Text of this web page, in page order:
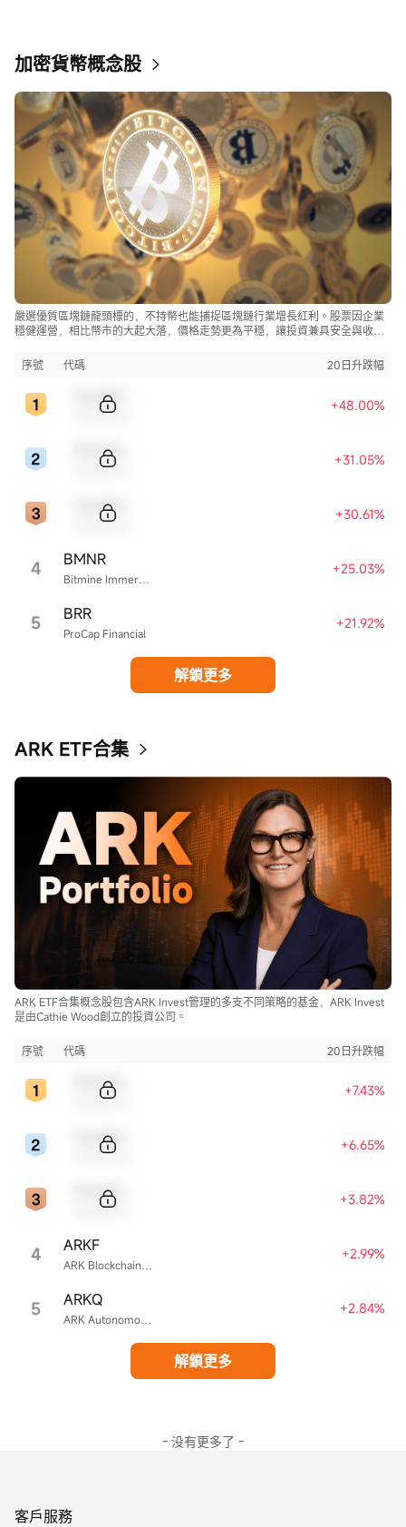
加密貨幣概念股
嚴選優質區塊鏈龍頭標的，不持幣也能捕捉區塊鏈行業增長紅利。股票因企業
穩健運營，相比幣市的大起大落，價格走勢更為平穩，讓投資兼具安全與收
序號
代碼 20日升跌幅
+48.00%
+31.05%
+30.61%
4 Bitmine Immersion Technologies
BMNR +25.03%
5 ProCap Financial
BRR +21.92%
解鎖更多
ARK ETF合集
ARK ETF合集概念股包含ARK Invest管理的多支不同策略的基金，ARK Invest
是由Cathie Wood創立的投資公司。
序號 代碼 20日升跌幅
+7.43%
+6.65%
+3.82%
4 ARK Blockchain & Fintech Innovation ETF
ARKF +2.99%
5 ARK Autonomous Technology & Robotics ETF
ARKQ +2.84%
解鎖更多
- 没有更多了 -
客戶服務